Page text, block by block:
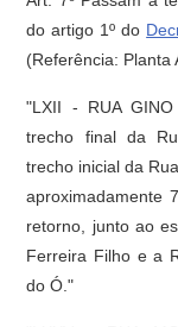
do artigo 1º do
(Referência: Planta
"LXII - RUA
trecho final da
trecho inicial da
aproximadamente
retorno, junto ao
Ferreira Filho e a
do Ó."